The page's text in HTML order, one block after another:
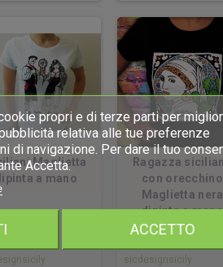
Maglietta
a mano
Ragazza
con orecchino
Maglietta nera
dipinta a mano
sicdesignsicily
propri e di terze parti per
relativa alle tue preferenze
di navigazione. Per dare il tuo
Accetta.
ACCETTO